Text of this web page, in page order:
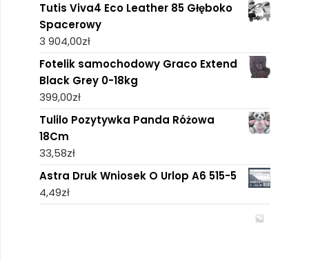
Tutis Viva4 Eco Leather 85 Głęboko
Spacerowy
3 904,00zł
Fotelik samochodowy Graco Extend
Black Grey 0-18kg
399,00zł
Tulilo Pozytywka Panda Różowa
18Cm
33,58zł
Astra Druk Wniosek O Urlop A6 515-5
4,49zł